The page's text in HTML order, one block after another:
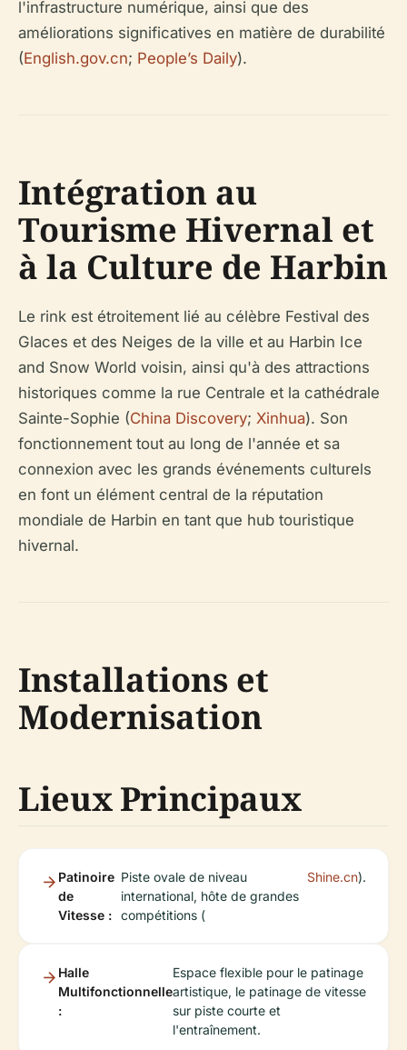
l'infrastructure numérique, ainsi que des
améliorations significatives en matière de durabilité
(English.gov.cn; People’s Daily).
Intégration au
Tourisme Hivernal et
à la Culture de Harbin
Le rink est étroitement lié au célèbre Festival des
Glaces et des Neiges de la ville et au Harbin Ice
and Snow World voisin, ainsi qu'à des attractions
historiques comme la rue Centrale et la cathédrale
Sainte-Sophie (China Discovery; Xinhua). Son
fonctionnement tout au long de l'année et sa
connexion avec les grands événements culturels
en font un élément central de la réputation
mondiale de Harbin en tant que hub touristique
hivernal.
Installations et
Modernisation
Lieux Principaux
Patinoire
de
Vitesse :
Piste ovale de niveau
international, hôte de grandes
compétitions (
Shine.cn).
Halle
Multifonctionnelle
:
Espace flexible pour le patinage
artistique, le patinage de vitesse
sur piste courte et
l'entraînement.